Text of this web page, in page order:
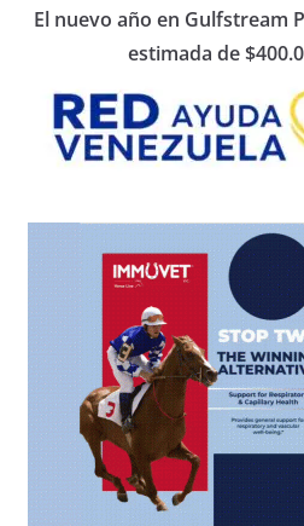
El nuevo año en Gulfstream
estimada de